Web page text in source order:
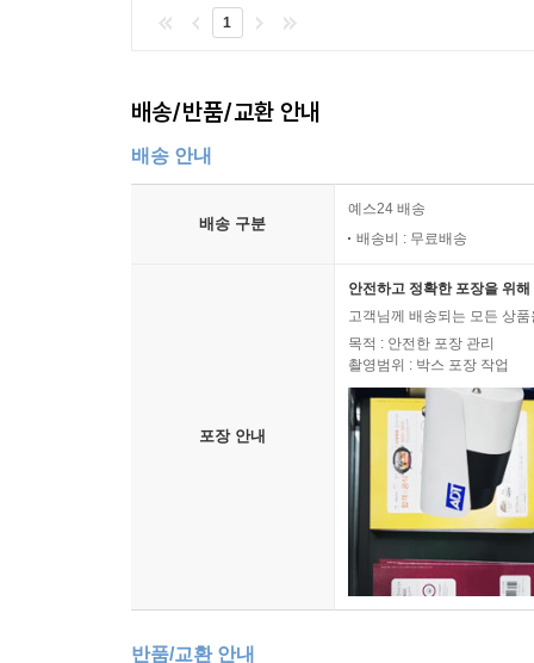
1
배송/반품/교환 안내
배송 안내
배송 구분
예스24 배송
배송비 : 무료배송
포장 안내
안전하고 정확한 포장을 위
고객님께 배송되는 모든 상
목적 : 안전한 포장 관리
촬영범위 : 박스 포장 작업
반품/교환 안내